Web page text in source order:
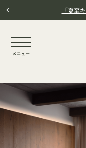
本文へスキップ 「夏至
NaN / 5
メニュー